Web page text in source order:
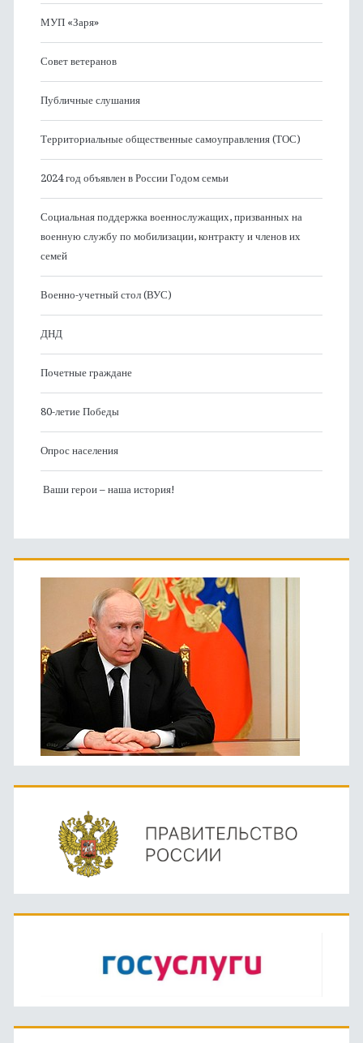
МУП «Заря»
Совет ветеранов
Публичные слушания
Территориальные общественные самоуправления (ТОС)
2024 год объявлен в России Годом семьи
Социальная поддержка военнослужащих, призванных на
военную службу по мобилизации, контракту и членов их
семей
Военно-учетный стол (ВУС)
ДНД
Почетные граждане
80-летие Победы
Опрос населения
Ваши герои – наша история!